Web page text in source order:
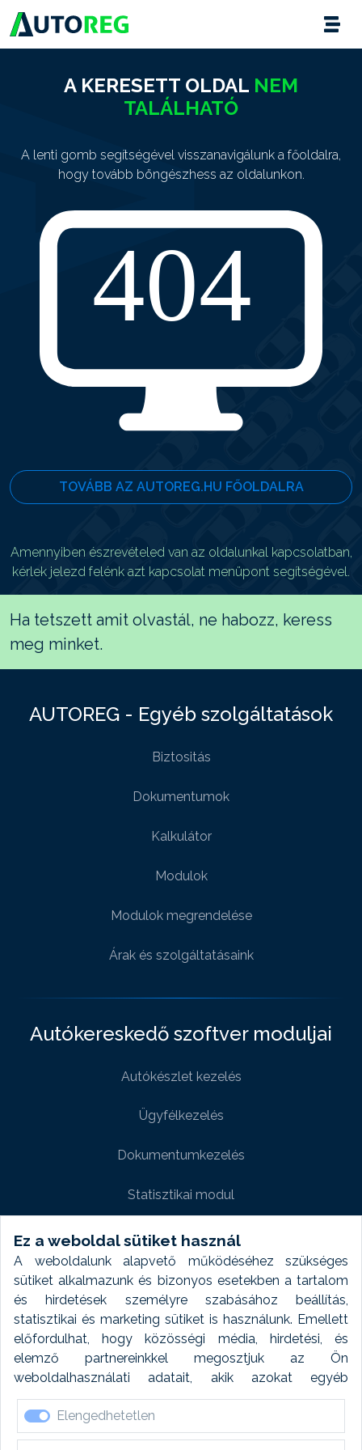
Ez a weboldal sütiket használ
A weboldalunk alapvető működéséhez szükséges
sütiket alkalmazunk és bizonyos esetekben a tartalom
és hirdetések személyre szabásához beállítás,
statisztikai és marketing sütiket is használunk. Emellett
előfordulhat, hogy közösségi média, hirdetési, és
elemző partnereinkkel megosztjuk az Ön
weboldalhasználati adatait, akik azokat egyéb
forrásokból gyűjtött adatokkal kombinálhatják. A sütik
elfogadásával kapcsolatosan naplózást végzünk és
ezen adatokat 6 hónap után automatikusan töröljük. A
Elengedhetetlen
A KERESETT OLDAL NEM
TALÁLHATÓ
A lenti gomb segítségével visszanavigálunk a főoldalra,
hogy tovább böngészhess az oldalunkon.
TOVÁBB AZ AUTOREG.HU FŐOLDALRA
Amennyiben észrevételed van az oldalunkal kapcsolatban,
kérlek jelezd felénk azt kapcsolat menüpont segítségével.
Ha tetszett amit olvastál, ne habozz, keress
meg minket.
AUTOREG - Egyéb szolgáltatások
Biztositás
Dokumentumok
Kalkulátor
Modulok
Modulok megrendelése
Árak és szolgáltatásaink
Autókereskedő szoftver moduljai
Autókészlet kezelés
Ügyfélkezelés
Dokumentumkezelés
Statisztikai modul
Weboldal modul
Fényképtár extra modul
Autómosó modul
Feladatütemezés